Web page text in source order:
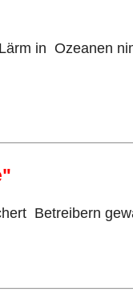
in Ozeanen
Betreibern